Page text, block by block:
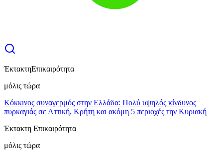
ΈκτακτηΕπικαιρότητα
μόλις τώρα
Κόκκινος συναγερμός στην Ελλάδα: Πολύ υψηλός κίνδυνος
πυρκαγιάς σε Αττική, Κρήτη και ακόμη 5 περιοχές την Κυριακή
Έκτακτη Επικαιρότητα
μόλις τώρα